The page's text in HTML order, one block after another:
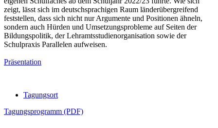
zeigt, lässt sich im deutschsprachigen Raum länderübergreifend
feststellen, dass sich nicht nur Argumente und Positionen ähneln,
sondern auch Hürden und Umsetzungsprobleme auf Seiten der
Bildungspolitik, der Lehramtsstudienorganisation sowie der
Schulpraxis Parallelen aufweisen.
Präsentation
Tagungsort
Tagungsprogramm (PDF)